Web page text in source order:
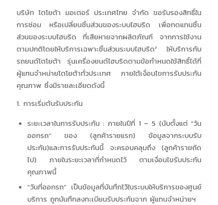
บริษัท โตโยต้า มอเตอร์ ประเทศไทย จํากัด ขอรับรองสิทธิ์ใน
การซ่อม หรือเปลี่ยนชิ้นส่วนของระบบไฮบริด เพื่อทดแทนชิ้น
ส่วนของระบบไฮบริด ที่เสียหายจากผลิตภัณฑ์ จากการใช้งาน
ตามปกติโดยให้บริการเฉพาะชิ้นส่วนระบบไฮบริด² ให้บริการกับ
รถยนต์โตโยต้า รุ่นเครื่องยนต์ไฮบริดตามข้อกำหนดใช้สิทธิ์ได้ที่
ผู้แทนจําหน่ายโตโยต้าทั่วประเทศ ภายใต้เงื่อนไขการรับประกัน
คุณภาพ ซึ่งมีรายละเอียดดังนี้
1. การเริ่มต้นรับประกัน
ระยะเวลาในการรับประกัน : ภายในปีที่ 1 – 5 (นับตั้งแต่ “วัน
ออกรถ” ของ (ลูกค้ารายแรก) ข้อมูลจากระบบรับ
ประกัน)และการรับประกันนี้ จะครอบคลุมถึง (ลูกค้ารายถัด
ไป) ภายในระยะเวลาที่กำหนดไว้ ตามเงื่อนไขรับประกัน
คุณภาพนี้
“วันที่ออกรถ” เป็นข้อมูลที่บันทึกไว้ในระบบให้บริการของศูนย์
บริการ ถูกบันทึกลงทะเบียนรับประกันจาก ผู้แทนจำหน่ายฯ